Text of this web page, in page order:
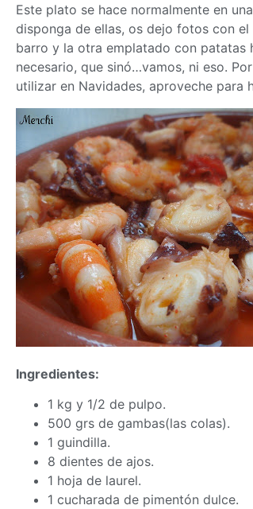
Este plato se hace normalmente en
disponga de ellas, os dejo fotos con
barro y la otra emplatado con patatas
necesario, que sinó…vamos, ni eso.
utilizar en Navidades, aproveche para
Ingredientes:
1 kg y 1/2 de pulpo.
500 grs de gambas(las colas).
1 guindilla.
8 dientes de ajos.
1 hoja de laurel.
1 cucharada de pimentón dulce.